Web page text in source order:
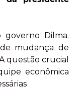
governo Dilma.
mudança de
questão crucial
econômica